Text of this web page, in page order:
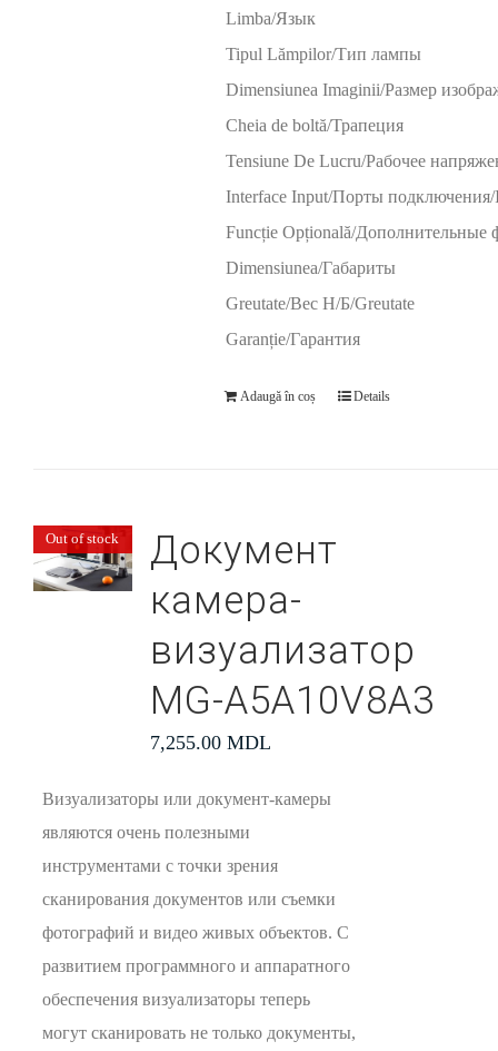
Limba/Язык
Tipul Lămpilor/Тип лампы
Dimensiunea Imaginii/Размер
Cheia de boltă/Трапеция
Tensiune De Lucru/Рабочее
Interface Input/Порты подключения/
Funcție Opțională/Дополнительные
Dimensiunea/Габариты
Greutate/Вес Н/Б/Greutate
Garanție/Гарантия
Adaugă în coș Details
Out of stock
Документ
камера-
визуализатор
MG-A5A10V8A3
7,255.00 MDL
Визуализаторы или документ-камеры
являются очень полезными
инструментами с точки зрения
сканирования документов или съемки
фотографий и видео живых объектов. С
развитием программного и аппаратного
обеспечения визуализаторы теперь
могут сканировать не только документы,